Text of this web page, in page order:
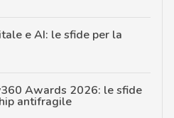
e AI: le sfide per la
Awards 2026: le sfide
antifragile